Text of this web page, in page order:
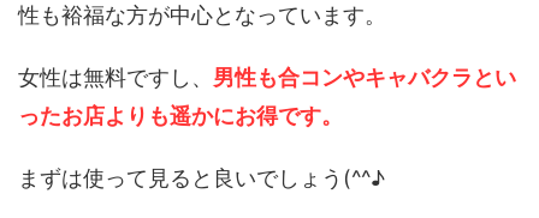
性も裕福な方が中心となっています。
女性は無料ですし、 男性も合コンやキャバクラとい
ったお店よりも遥かにお得です。
まずは使って見ると良いでしょう(^^♪